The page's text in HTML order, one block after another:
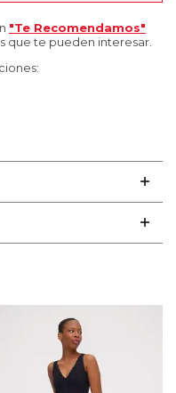
"Te Recomendamos"
que te pueden interesar.